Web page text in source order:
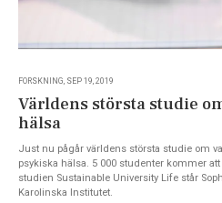
FORSKNING, SEP 19, 2019
Världens största studie
hälsa
Just nu pågår världens största studie om
psykiska hälsa. 5 000 studenter kommer
studien Sustainable University Life står
Karolinska Institutet.